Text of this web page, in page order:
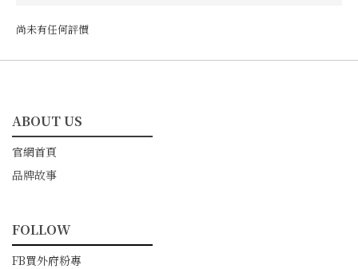
尚未有任何評價
ABOUT US
━━━━━━━━━━━
官網首頁
品牌故事
FOLLOW
━━━━━━━━━━━
FB買外府粉專